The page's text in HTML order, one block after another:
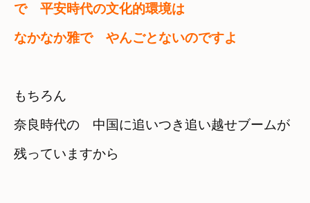
で　平安時代の文化的環境は
なかなか雅で　やんごとないのですよ
もちろん
奈良時代の　中国に追いつき追い越せブームが
残っていますから